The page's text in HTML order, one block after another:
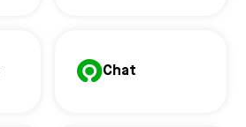
Chat